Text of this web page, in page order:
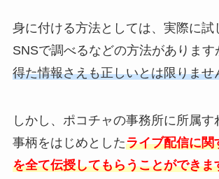
身に付ける方法としては、実際に試
SNSで調べるなどの方法があります
得た情報さえも正しいとは限りませ
しかし、ポコチャの事務所に所属す
事柄をはじめとしたライブ配信に関
を全て伝授してもらうことができま